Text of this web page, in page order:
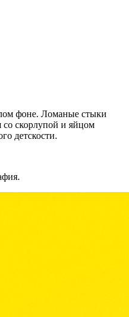
фоне. Ломаные стыки
со скорлупой и яйцом
детскости.